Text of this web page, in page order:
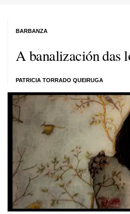
A banalización das
PATRICIA TORRADO QUEIRUGA
BARBANZA